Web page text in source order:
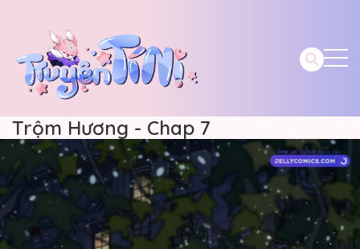
Trộm Hương - Chap 7